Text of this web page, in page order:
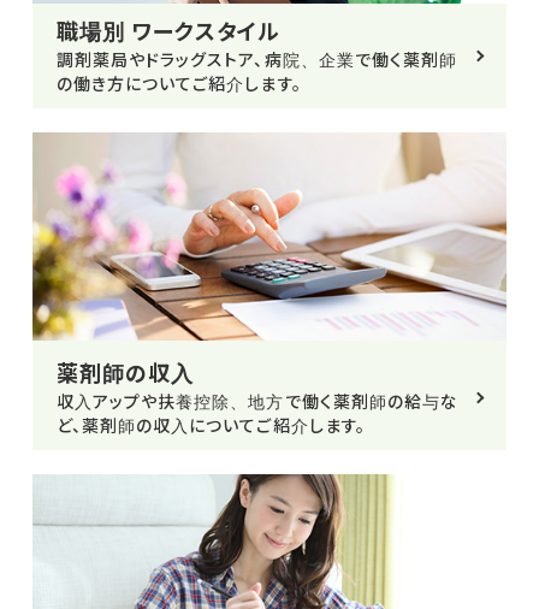
職場別 ワークスタイル
調剤薬局やドラッグストア、病院、企業で働く薬剤師
の働き方についてご紹介します。
薬剤師の収入
収入アップや扶養控除、地方で働く薬剤師の給与な
ど、薬剤師の収入についてご紹介します。